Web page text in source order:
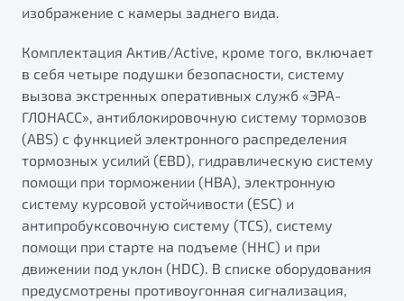
изображение с камеры заднего вида.
Комплектация Актив/Active, кроме того, включает
в себя четыре подушки безопасности, систему
вызова экстренных оперативных служб «ЭРА-
ГЛОНАСС», антиблокировочную систему тормозов
(ABS) с функцией электронного распределения
тормозных усилий (EBD), гидравлическую систему
помощи при торможении (HBA), электронную
систему курсовой устойчивости (ESС) и
антипробуксовочную систему (TCS), систему
помощи при старте на подъеме (HHC) и при
движении под уклон (HDC). В списке оборудования
предусмотрены противоугонная сигнализация,